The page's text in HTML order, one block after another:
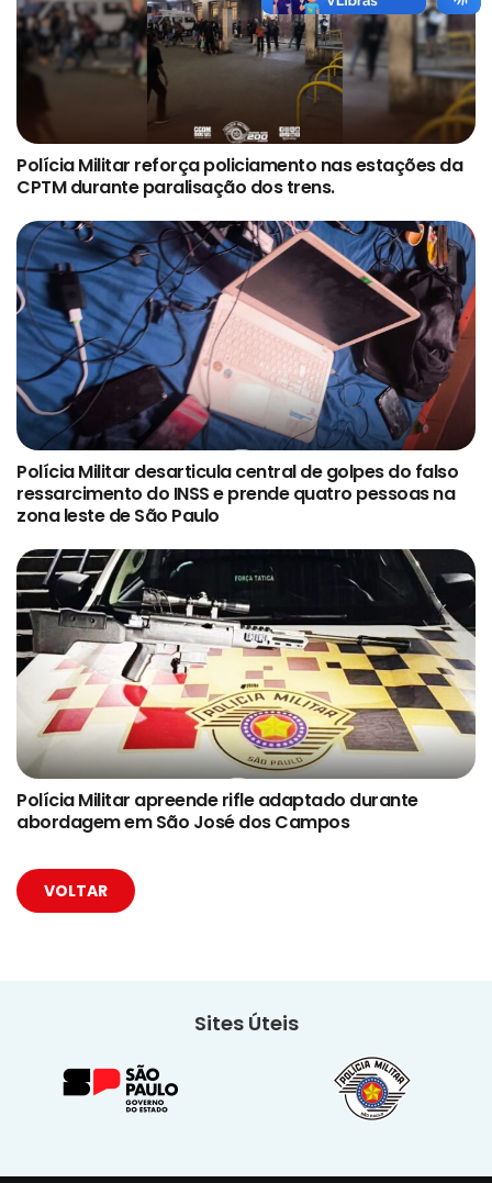
Polícia Militar reforça policiamento nas estações da
CPTM durante paralisação dos trens.
Polícia Militar desarticula central de golpes do falso
ressarcimento do INSS e prende quatro pessoas na
zona leste de São Paulo
Polícia Militar apreende rifle adaptado durante
abordagem em São José dos Campos
VOLTAR
Sites Úteis